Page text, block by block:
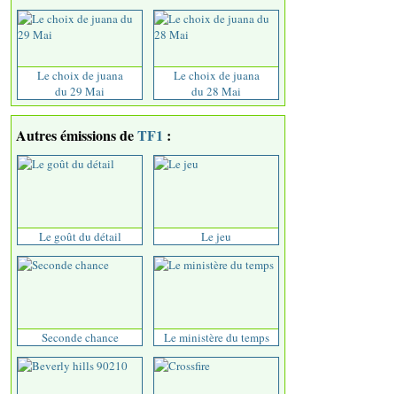
Le choix de juana
du 29 Mai
Le choix de juana
du 28 Mai
Autres émissions deTF1 :
Le goût du détail Le jeu
Seconde chance Le ministère du temps